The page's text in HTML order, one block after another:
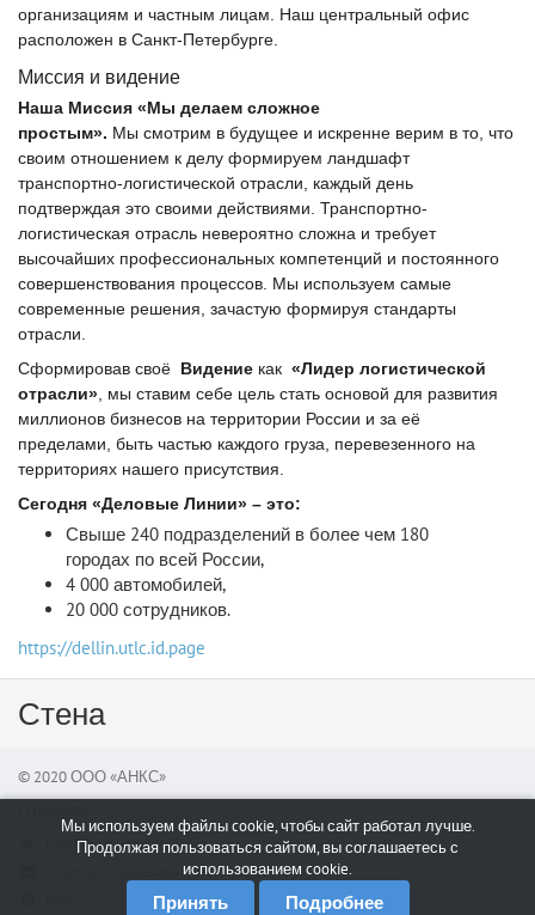
организациям и частным лицам. Наш центральный офис
расположен в Санкт-Петербурге.
Миссия и видение
Наша Миссия «Мы делаем сложное
простым». Мы смотрим в будущее и искренне верим в то, что
своим отношением к делу формируем ландшафт
транспортно-логистической отрасли, каждый день
подтверждая это своими действиями. Транспортно-
логистическая отрасль невероятно сложна и требует
высочайших профессиональных компетенций и постоянного
совершенствования процессов. Мы используем самые
современные решения, зачастую формируя стандарты
отрасли.
Сформировав своё Видение как «Лидер логистической
отрасли» , мы ставим себе цель стать основой для развития
миллионов бизнесов на территории России и за её
пределами, быть частью каждого груза, перевезенного на
территориях нашего присутствия.
Сегодня «Деловые Линии» – это:
Свыше 240 подразделений в более чем 180
городах по всей России,
4 000 автомобилей,
20 000 сотрудников.
https://dellin.utlc.id.page
Стена
© 2020 ООО «АНКС»
Сообщить об ошибке
Мы используем файлы cookie, чтобы сайт работал лучше.
Продолжая пользоваться сайтом, вы соглашаетесь с
использованием cookie.
Принять Подробнее